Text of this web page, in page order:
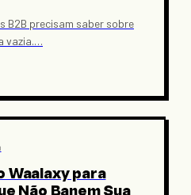
B2B precisam saber sobre
vazia.…
Waalaxy para
Não Banem Sua